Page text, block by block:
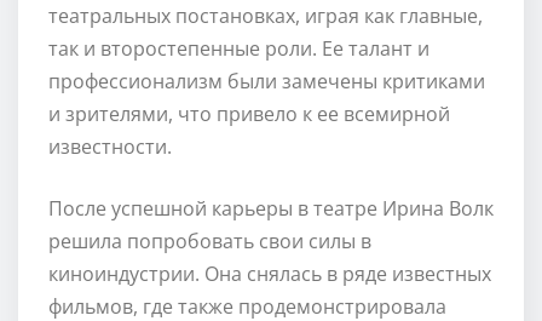
театральных постановках, играя как главные,
так и второстепенные роли. Ее талант и
профессионализм были замечены критиками
и зрителями, что привело к ее всемирной
известности.
После успешной карьеры в театре Ирина Волк
решила попробовать свои силы в
киноиндустрии. Она снялась в ряде известных
фильмов, где также продемонстрировала